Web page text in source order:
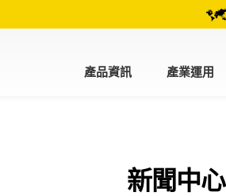
產品資訊 產業運用
新聞中心